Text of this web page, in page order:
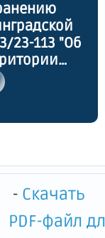
23-113 "Об
- Скачать
PDF-файл